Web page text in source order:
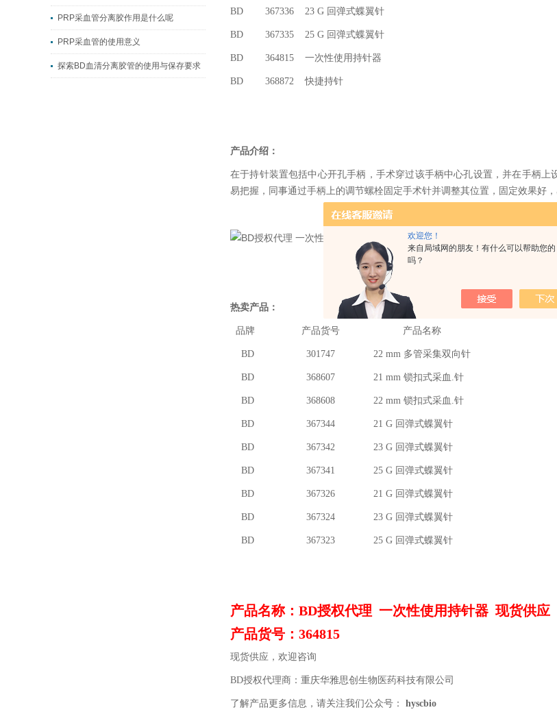
欢迎您！
来自局域网的朋友！有什么可以帮助您的
吗？
PRP采血管分离胶作用是什么呢
PRP采血管的使用意义
探索BD血清分离胶管的使用与保存要求
BD 367336 23 G 回弹式蝶翼针
BD 367335 25 G 回弹式蝶翼针
BD 364815 一次性使用持针器
BD 368872 快捷持针
产品介绍：
在于持针装置包括中心开孔手柄，手术穿过该手柄中心孔设置，并在手柄
易把握，同事通过手柄上的调节螺栓固定手术针并调整其位置，固定效果好
热卖产品：
品牌 产品货号 产品名称
BD 301747 22 mm 多管采集双向针
BD 368607 21 mm 锁扣式采血.针
BD 368608 22 mm 锁扣式采血.针
BD 367344 21 G 回弹式蝶翼针
BD 367342 23 G 回弹式蝶翼针
BD 367341 25 G 回弹式蝶翼针
BD 367326 21 G 回弹式蝶翼针
BD 367324 23 G 回弹式蝶翼针
BD 367323 25 G 回弹式蝶翼针
产品名称：BD授权代理 一次性使用持针器 现货
产品货号：364815
现货供应，欢迎咨询
BD授权代理商：重庆华雅思创生物医药科技有限公司
了解产品更多信息，请关注我们公众号： hyscbio